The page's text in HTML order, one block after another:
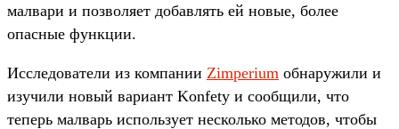
малвари и позволяет добавлять ей новые, более
опасные функции.
Исследователи из компании Zimperium обнаружили и
изучили новый вариант Konfety и сообщили, что
теперь малварь использует несколько методов, чтобы